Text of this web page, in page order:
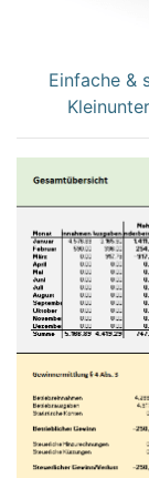
Einfache &